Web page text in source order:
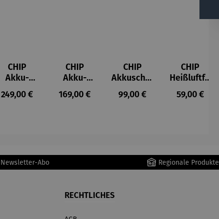
CHIP
Akku-
Staubsau
ger
Regulärer Preis:
249,00 €
CHIP
Akku-
Staubsau
ger DS02
Regulärer Preis:
169,00 €
CHIP
Akkuschra
uber
Regulärer Preis:
99,00 €
CHIP
Heißluftfri
tteuse
Regulärer
59,00 €
Abo Regionale Produkte
RECHTLICHES